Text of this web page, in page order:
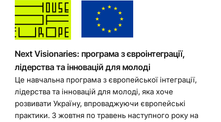
Next Visionaries: програма з євроінтеграції,
лідерства та інновацій для молоді
Це навчальна програма з європейської інтеграції,
лідерства та інновацій для молоді, яка хоче
розвивати Україну, впроваджуючи європейські
практики. З жовтня по травень наступного року на